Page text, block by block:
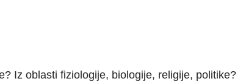
Iz oblasti fiziologije, biologije, religije, politike?